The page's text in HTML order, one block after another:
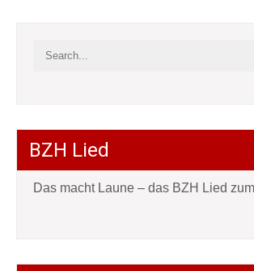
BZH Lied
Das macht Laune – das BZH Lied